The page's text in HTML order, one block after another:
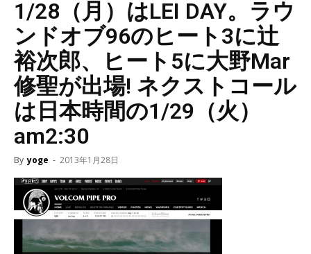
1/28（月）はLEI DAY。ラウ
ンドオブ96のヒート3に辻
裕次郎、ヒート5に大野Mar
修聖が出場! ネクストコール
は日本時間の1/29（火）
am2:30
By yoge - 2013年1月28日